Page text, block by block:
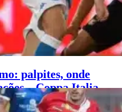
palpites, onde
– Coppa Italia